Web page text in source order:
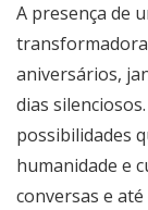
A presença de
aniversários,
dias
possibilidades
humanidade e
conversas e